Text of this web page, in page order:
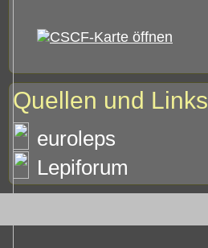
Quellen und Links
euroleps
Lepiforum